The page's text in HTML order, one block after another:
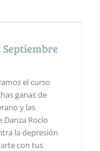
el curso
ganas de
y las
Rocío
la depresión
con tus